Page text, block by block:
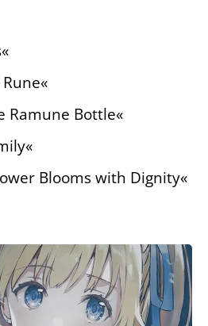
Ramune Bottle«
Blooms with Dignity«